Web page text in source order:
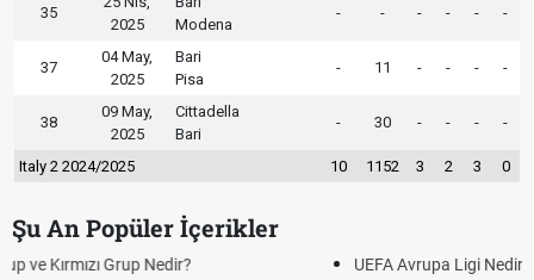
35
2025
Modena
- - - - - -
37
04 May,
2025
Bari
Pisa
- 11 - - - -
38
09 May,
2025
Cittadella
Bari
- 30 - - - -
Italy 2 2024/2025 10 1152 3 2 3 0
Şu An Popüler İçerikler
UEFA Avrupa Ligi Nedir? Turnuva Formatı Nasıl İşler?